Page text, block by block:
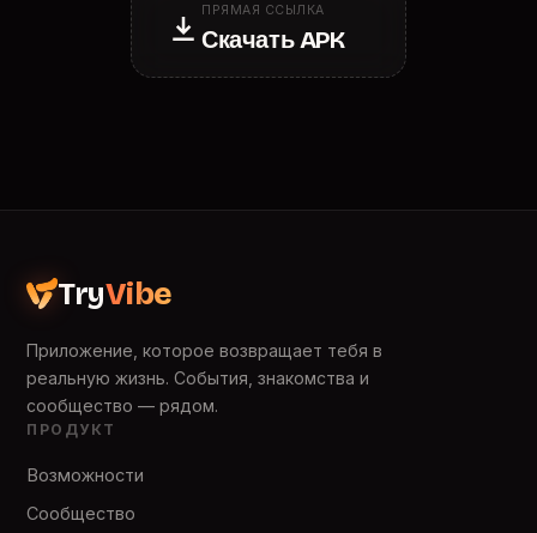
ПРЯМАЯ ССЫЛКА
Скачать APK
TryVibe
Приложение, которое возвращает тебя в
реальную жизнь. События, знакомства и
сообщество — рядом.
ПРОДУКТ
Возможности
Сообщество